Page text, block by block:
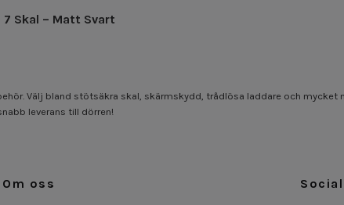
7 Skal – Matt Svart
Välj bland stötsäkra skal, skärmskydd, trådlösa laddare och mycket
leverans till dörren!
Om oss